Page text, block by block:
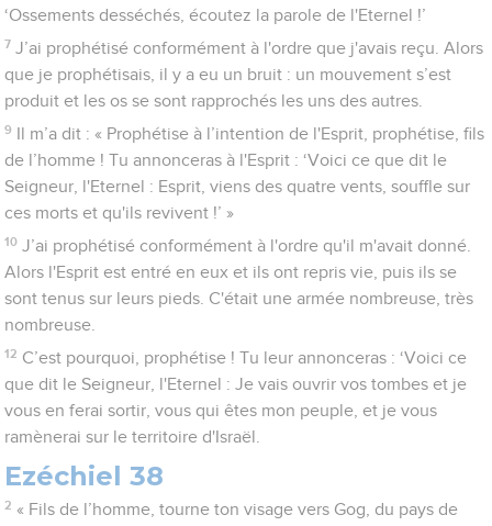
‘Ossements desséchés, écoutez la parole de l'Eternel !’
7 J’ai prophétisé conformément à l'ordre que j'avais reçu. Alors
que je prophétisais, il y a eu un bruit : un mouvement s’est
produit et les os se sont rapprochés les uns des autres.
9
Il m’a dit : « Prophétise à l’intention de l'Esprit, prophétise, fils
de l’homme ! Tu annonceras à l'Esprit : ‘Voici ce que dit le
Seigneur, l'Eternel : Esprit, viens des quatre vents, souffle sur
ces morts et qu'ils revivent !’ »
10 J’ai prophétisé conformément à l'ordre qu'il m'avait donné.
Alors l'Esprit est entré en eux et ils ont repris vie, puis ils se
sont tenus sur leurs pieds. C'était une armée nombreuse, très
nombreuse.
12 C’est pourquoi, prophétise ! Tu leur annonceras : ‘Voici ce
que dit le Seigneur, l'Eternel : Je vais ouvrir vos tombes et je
vous en ferai sortir, vous qui êtes mon peuple, et je vous
ramènerai sur le territoire d'Israël.
Ezéchiel 38
2 « Fils de l’homme, tourne ton visage vers Gog, du pays de